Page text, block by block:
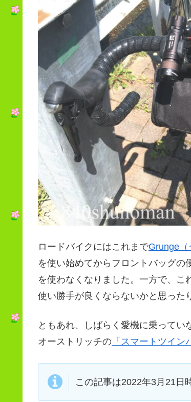
ロードバイクにはこれまでGrunge（
を使い始めてからフロントバッグ
を使わなくなりました。一方で、こ
使い勝手が良くならないかと思った
ともあれ、しばらく愛機に乗って
オーストリッチの 「スマートツイン
この記事は2022年3月21日